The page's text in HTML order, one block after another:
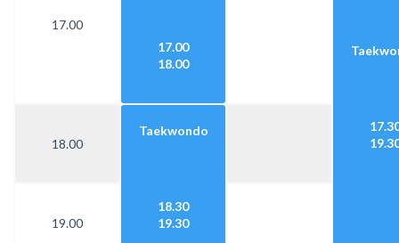
17.00
17.00
18.00
18.00
Taekwondo
18.30
19.30
19.00